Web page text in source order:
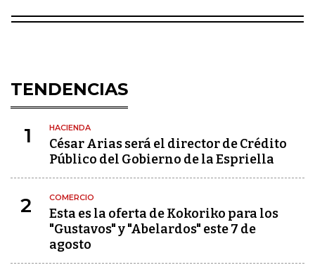
TENDENCIAS
1 HACIENDA
César Arias será el director de Crédito
Público del Gobierno de la Espriella
2 COMERCIO
Esta es la oferta de Kokoriko para los
"Gustavos" y "Abelardos" este 7 de
agosto